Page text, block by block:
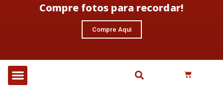
Compre fotos para recordar!
Compre Aqui